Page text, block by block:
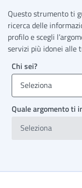
Questo strumento ti
ricerca delle
profilo e scegli
servizi più idonei alle
Chi sei?
Seleziona
Quale argomento ti
Seleziona